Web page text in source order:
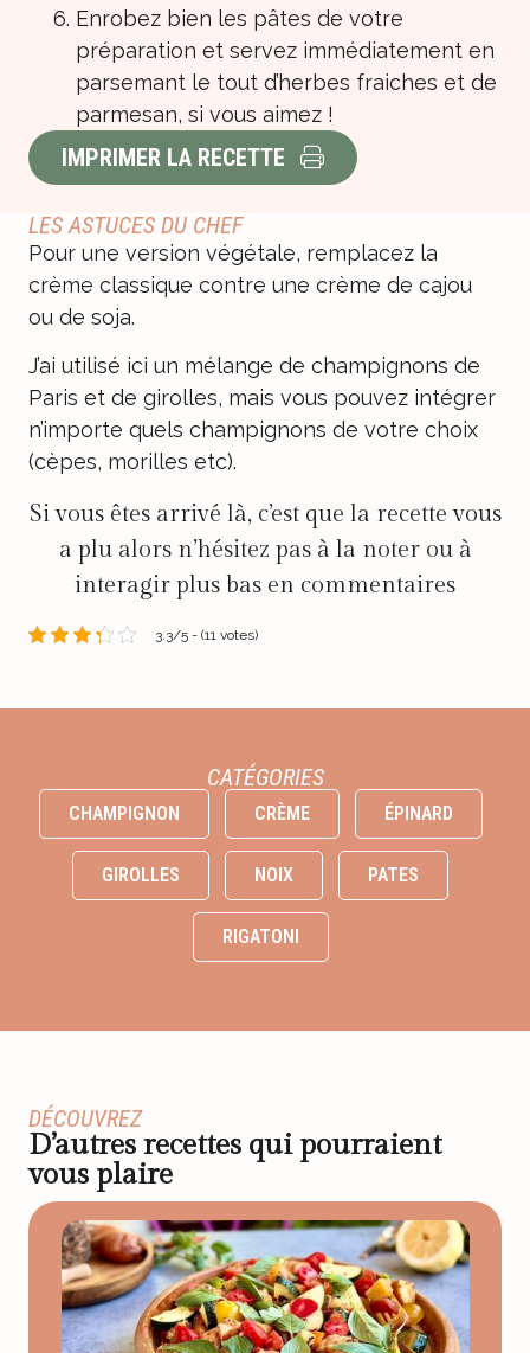
Enrobez bien les pâtes de votre
préparation et servez immédiatement en
parsemant le tout d’herbes fraiches et de
parmesan, si vous aimez !
IMPRIMER LA RECETTE
LES ASTUCES DU CHEF
Pour une version végétale, remplacez la
crème classique contre une crème de cajou
ou de soja.
J’ai utilisé ici un mélange de champignons de
Paris et de girolles, mais vous pouvez intégrer
n’importe quels champignons de votre choix
(cèpes, morilles etc).
Si vous êtes arrivé là, c’est que la recette vous
a plu alors n’hésitez pas à la noter ou à
interagir plus bas en commentaires
3.3/5 - (11 votes)
CATÉGORIES
CHAMPIGNON CRÈME ÉPINARD
GIROLLES NOIX PATES
RIGATONI
DÉCOUVREZ
D’autres recettes qui pourraient
vous plaire